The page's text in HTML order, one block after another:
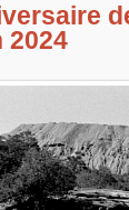
2024